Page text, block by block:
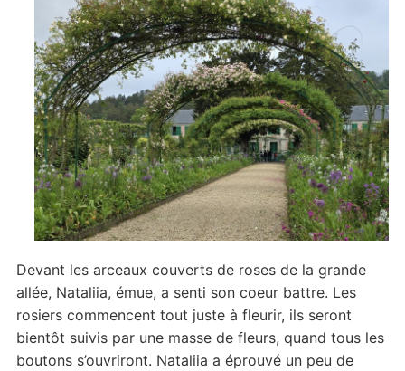
Devant les arceaux couverts de roses de la grande
allée, Nataliia, émue, a senti son coeur battre. Les
rosiers commencent tout juste à fleurir, ils seront
bientôt suivis par une masse de fleurs, quand tous les
boutons s’ouvriront. Nataliia a éprouvé un peu de